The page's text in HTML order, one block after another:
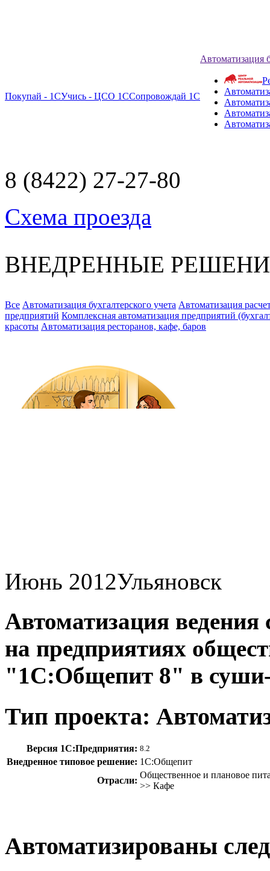
Покупай - 1СУчись - ЦСО 1ССопровождай 1С
Автоматизация
8 (8422) 27-27-80
Схема проезда
ВНЕДРЕННЫЕ
Все Автоматизация бухгалтерского учета Автоматизация
предприятий Комплексная автоматизация предприятий
красоты Автоматизация ресторанов, кафе, баров
Июнь 2012Ульяновск
Автоматизация ведения
на предприятиях
"1С:Общепит 8" в суши-
Тип проекта:
Версия 1С:Предприятия: 8.2
Внедренное типовое решение: 1С:Общепит
Отрасли:
Общественное и плановое
>> Кафе
Автоматизированы